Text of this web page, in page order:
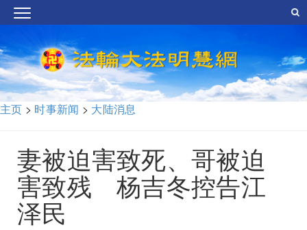
主页 > 时事新闻 > 大陆消息
妻被迫害致死、哥被迫
害致残 杨吉冬控告江
泽民